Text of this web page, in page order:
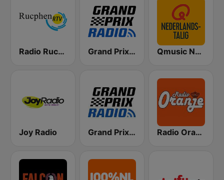
Radio Rucphen Grand Prix Radio BE Qmusic Nederlandstalig
Joy Radio Grand Prix Radio Radio Oranje